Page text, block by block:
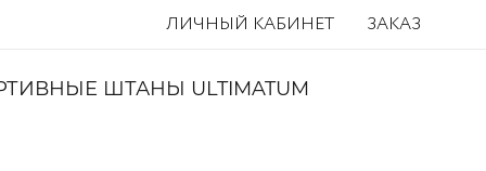
ЛИЧНЫЙ КАБИНЕТ ЗАКАЗ
ШТАНЫ ULTIMATUM